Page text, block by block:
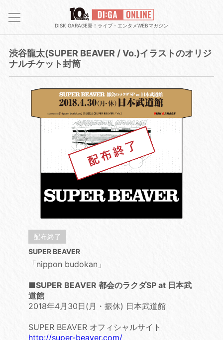
DISK GARAGE発！ライブ・エンタメWEBマガジン
渋谷龍太(SUPER BEAVER / Vo.)イラストのオリジ
ナルチケット封筒
配布終了
SUPER BEAVER
「nippon budokan」
■SUPER BEAVER 都会のラクダSP at 日本武
道館
2018年4月30日(月・振休) 日本武道館
SUPER BEAVER オフィシャルサイト
http://super-beaver.com/